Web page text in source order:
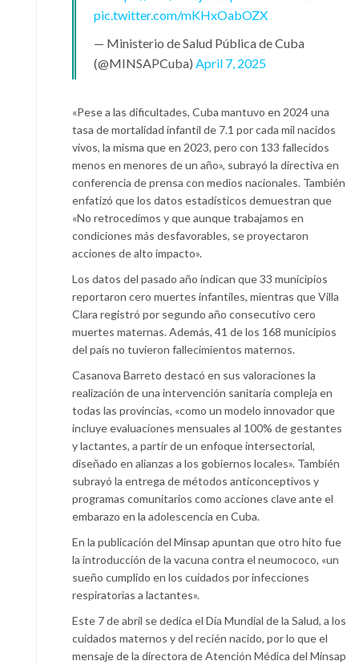
pic.twitter.com/mKHxOabOZX
— Ministerio de Salud Pública de Cuba
(@MINSAPCuba) April 7, 2025
«Pese a las dificultades, Cuba mantuvo en 2024 una
tasa de mortalidad infantil de 7.1 por cada mil nacidos
vivos, la misma que en 2023, pero con 133 fallecidos
menos en menores de un año», subrayó la directiva en
conferencia de prensa con medios nacionales. También
enfatizó que los datos estadísticos demuestran que
«No retrocedimos y que aunque trabajamos en
condiciones más desfavorables, se proyectaron
acciones de alto impacto».
Los datos del pasado año indican que 33 municipios
reportaron cero muertes infantiles, mientras que Villa
Clara registró por segundo año consecutivo cero
muertes maternas. Además, 41 de los 168 municipios
del país no tuvieron fallecimientos maternos.
Casanova Barreto destacó en sus valoraciones la
realización de una intervención sanitaria compleja en
todas las provincias, «como un modelo innovador que
incluye evaluaciones mensuales al 100% de gestantes
y lactantes, a partir de un enfoque intersectorial,
diseñado en alianzas a los gobiernos locales». También
subrayó la entrega de métodos anticonceptivos y
programas comunitarios como acciones clave ante el
embarazo en la adolescencia en Cuba.
En la publicación del Minsap apuntan que otro hito fue
la introducción de la vacuna contra el neumococo, «un
sueño cumplido en los cuidados por infecciones
respiratorias a lactantes».
Este 7 de abril se dedica el Día Mundial de la Salud, a los
cuidados maternos y del recién nacido, por lo que el
mensaje de la directora de Atención Médica del Minsap